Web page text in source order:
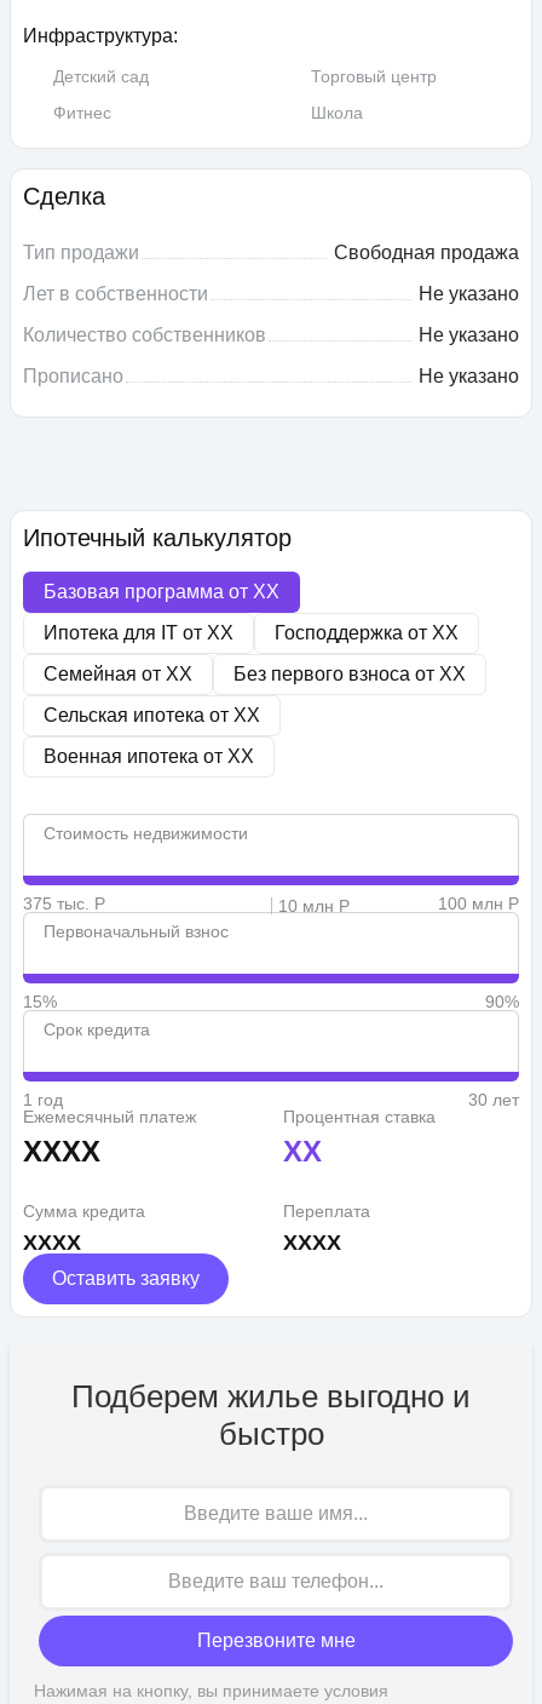
Инфраструктура:
Детский сад
Торговый центр
Фитнес
Школа
Сделка
Тип продажи
Свободная продажа
Лет в собственности
Не указано
Количество собственников
Не указано
Прописано
Не указано
Ипотечный калькулятор
Базовая программа от XX
Ипотека для IT от XX Господдержка от XX
Семейная от XX Без первого взноса от XX
Сельская ипотека от XX
Военная ипотека от XX
Стоимость недвижимости
375 тыс. Р 10 млн Р
100 млн Р
Первоначальный взнос
15%
90%
Срок кредита
1 год
30 лет
Ежемесячный платеж
XXXX
Процентная ставка
XX
Сумма кредита
XXXX
Переплата
XXXX
Оставить заявку
Подберем жилье выгодно и
быстро
Перезвоните мне
Нажимая на кнопку, вы принимаете условия